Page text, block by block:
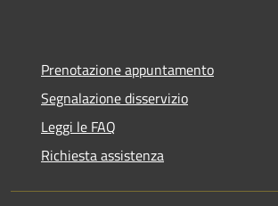
Prenotazione appuntamento
Segnalazione disservizio
Leggi le FAQ
Richiesta assistenza